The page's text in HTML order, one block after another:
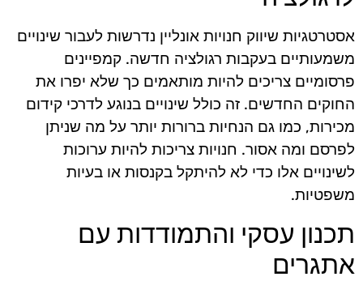
אסטרטגיות שיווק חנויות אונליין נדרשות לעבור שינויים
משמעותיים בעקבות רגולציה חדשה. קמפיינים
פרסומיים צריכים להיות מותאמים כך שלא יפרו את
החוקים החדשים. זה כולל שינויים בנוגע לדרכי קידום
מכירות, כמו גם הנחיות ברורות יותר על מה שניתן
לפרסם ומה אסור. חנויות צריכות להיות ערוכות
לשינויים אלו כדי לא להיתקל בקנסות או בעיות
משפטיות.
תכנון עסקי והתמודדות עם
אתגרים